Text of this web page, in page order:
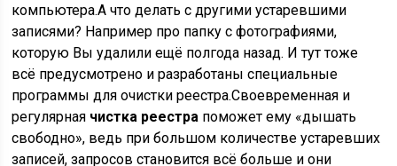
компьютера.А что делать с другими устаревшими
записями? Например про папку с фотографиями,
которую Вы удалили ещё полгода назад. И тут тоже
всё предусмотрено и разработаны специальные
программы для очистки реестра.Своевременная и
регулярная чистка реестра поможет ему «дышать
свободно», ведь при большом количестве устаревших
записей, запросов становится всё больше и они